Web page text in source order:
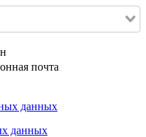
почта
данных
данных